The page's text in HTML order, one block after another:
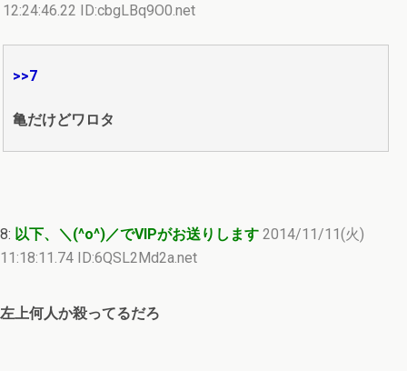
12:24:46.22 ID:cbgLBq9O0.net
>>7
亀だけどワロタ
8: 以下、＼(^o^)／でVIPがお送りします 2014/11/11(火)
11:18:11.74 ID:6QSL2Md2a.net
左上何人か殺ってるだろ